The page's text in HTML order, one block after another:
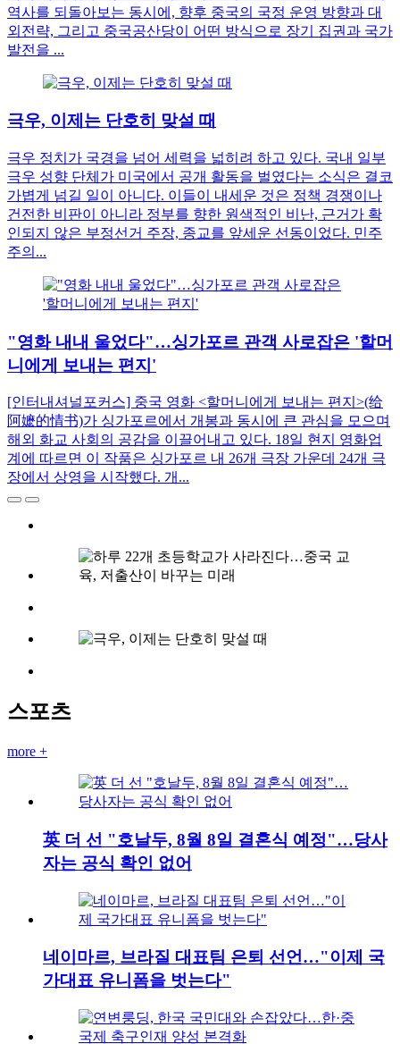
역사를 되돌아보는 동시에, 향후 중국의 국정 운영 방향과 대
외전략, 그리고 중국공산당이 어떤 방식으로 장기 집권과 국가
발전을 ...
극우, 이제는 단호히 맞설 때
극우 정치가 국경을 넘어 세력을 넓히려 하고 있다. 국내 일부
극우 성향 단체가 미국에서 공개 활동을 벌였다는 소식은 결코
가볍게 넘길 일이 아니다. 이들이 내세운 것은 정책 경쟁이나
건전한 비판이 아니라 정부를 향한 원색적인 비난, 근거가 확
인되지 않은 부정선거 주장, 종교를 앞세운 선동이었다. 민주
주의...
"영화 내내 울었다"…싱가포르 관객 사로잡은 '할머
니에게 보내는 편지'
[인터내셔널포커스] 중국 영화 <할머니에게 보내는 편지>(给
阿嬷的情书)가 싱가포르에서 개봉과 동시에 큰 관심을 모으며
해외 화교 사회의 공감을 이끌어내고 있다. 18일 현지 영화업
계에 따르면 이 작품은 싱가포르 내 26개 극장 가운데 24개 극
장에서 상영을 시작했다. 개...
스포츠
more +
英 더 선 "호날두, 8월 8일 결혼식 예정"…당사
자는 공식 확인 없어
네이마르, 브라질 대표팀 은퇴 선언…"이제 국
가대표 유니폼을 벗는다"